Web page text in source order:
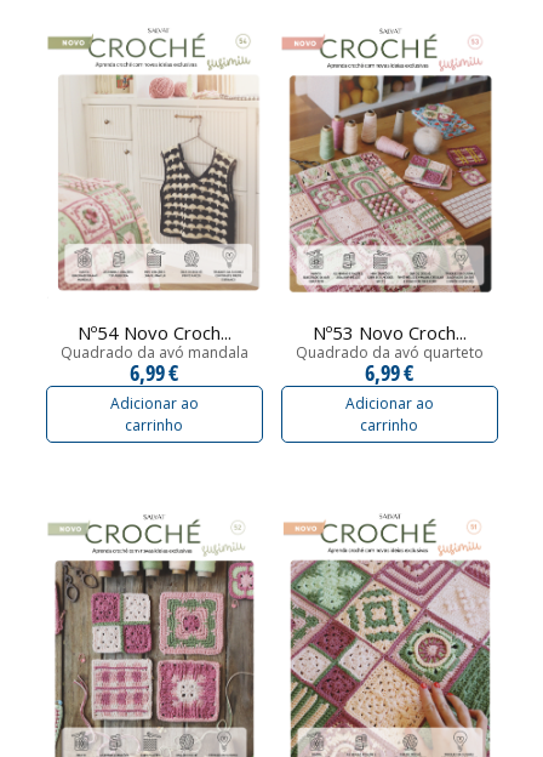
Nº54 Novo Croch...
Quadrado da avó mandala
6,99 €
Adicionar ao
carrinho
Nº53 Novo Croch...
Quadrado da avó quarteto
6,99 €
Adicionar ao
carrinho